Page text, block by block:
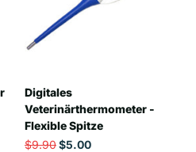
Digitales
Veterinärthermometer -
Flexible Spitze
$9.90$5.00